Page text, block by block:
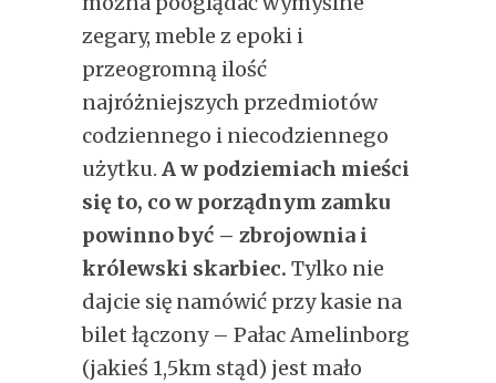
zegary, meble z epoki i
przeogromną ilość
najróżniejszych przedmiotów
codziennego i niecodziennego
użytku. A w podziemiach mieści
się to, co w porządnym zamku
powinno być – zbrojownia i
królewski skarbiec. Tylko nie
dajcie się namówić przy kasie na
bilet łączony – Pałac Amelinborg
(jakieś 1,5km stąd) jest mało